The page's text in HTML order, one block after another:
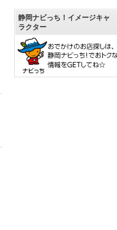
静岡ナビっち！イメージキャ
ラクター